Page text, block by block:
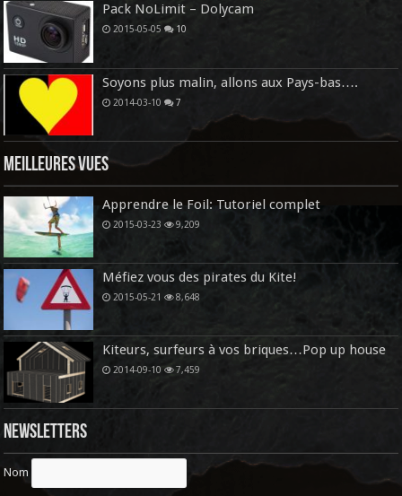
Pack NoLimit – Dolycam
2015-05-05 10
Soyons plus malin, allons aux Pays-bas….
2014-03-10 7
Meilleures vues
Apprendre le Foil: Tutoriel complet
2015-03-23 9,209
Méfiez vous des pirates du Kite!
2015-05-21 8,648
Kiteurs, surfeurs à vos briques…Pop up house
2014-09-10 7,459
Newsletters
Nom